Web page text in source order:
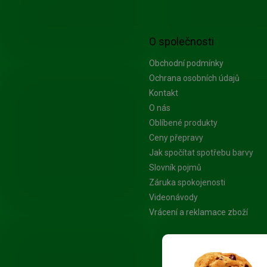
O společnosti
Obchodní podmínky
Ochrana osobních údajů
Kontakt
O nás
Oblíbené produkty
Ceny přepravy
Jak spočítat spotřebu barvy
Slovník pojmů
Záruka spokojenosti
Videonávody
Vrácení a reklamace zboží